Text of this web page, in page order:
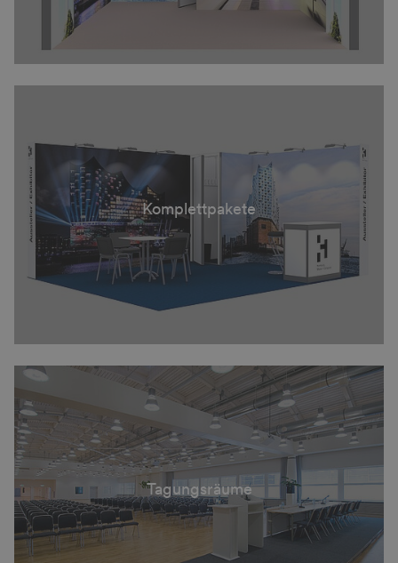
Komplettpakete
Tagungsräume